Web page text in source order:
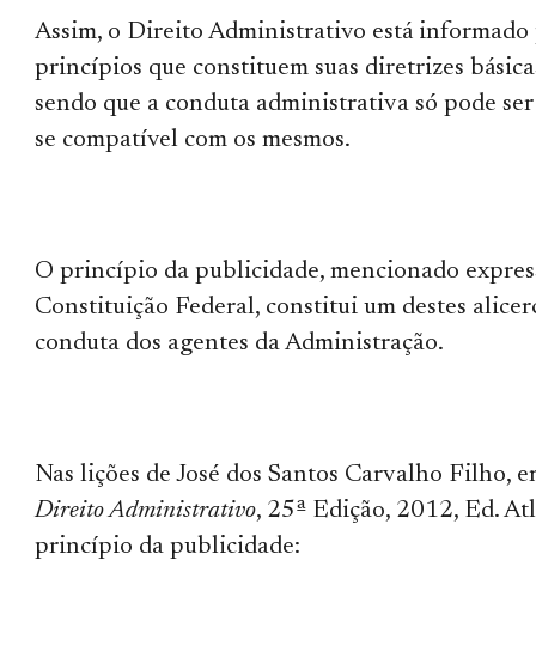
Assim, o Direito Administrativo está informado
princípios que constituem suas diretrizes
sendo que a conduta administrativa só pode
se compatível com os mesmos.
O princípio da publicidade, mencionado
Constituição Federal, constitui um destes
conduta dos agentes da Administração.
Nas lições de José dos Santos Carvalho Filho,
Direito Administrativo, 25ª Edição, 2012, Ed.
princípio da publicidade: